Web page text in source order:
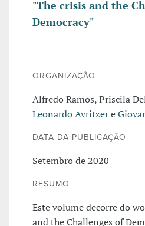
"The crisis and the
Democracy"
ORGANIZAÇÃO
Alfredo Ramos, Priscila
Leonardo Avritzere
DATA DA PUBLICAÇÃO
Setembro de 2020
RESUMO
Este volume decorre do
and the Challenges of